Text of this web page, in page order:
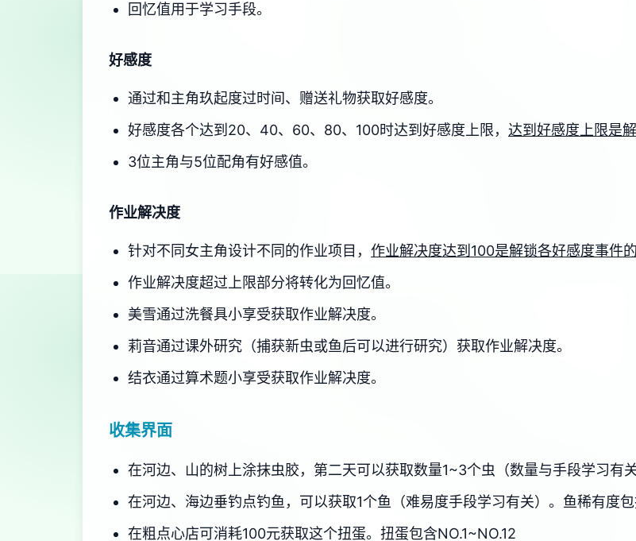
回忆值用于学习手段。
好感度
通过和主角玖起度过时间、赠送礼物获取好感度。
好感度各个达到20、40、60、80、100时达到好感度上限， 达到好感度上限是
3位主角与5位配角有好感值。
作业解决度
针对不同女主角设计不同的作业项目， 作业解决度达到100是解锁各好感度事件的
作业解决度超过上限部分将转化为回忆值。
美雪通过洗餐具小享受获取作业解决度。
莉音通过课外研究（捕获新虫或鱼后可以进行研究）获取作业解决度。
结衣通过算术题小享受获取作业解决度。
收集界面
在河边、山的树上涂抹虫胶，第二天可以获取数量1~3个虫（数量与手段学习有
在河边、海边垂钓点钓鱼，可以获取1个鱼（难易度手段学习有关）。鱼稀有度
在粗点心店可消耗100元获取这个扭蛋。扭蛋包含NO.1~NO.12